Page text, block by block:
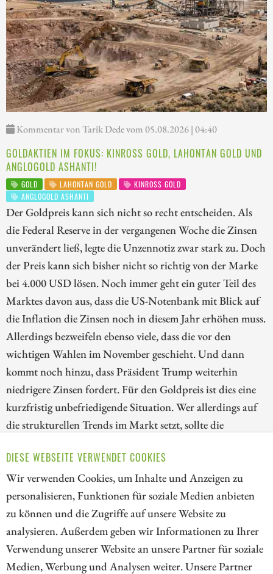
DIESE WEBSEITE VERWENDET COOKIES
Wir verwenden Cookies, um Inhalte und Anzeigen zu
personalisieren, Funktionen für soziale Medien anbieten
zu können und die Zugriffe auf unsere Website zu
analysieren. Außerdem geben wir Informationen zu Ihrer
Verwendung unserer Website an unsere Partner für soziale
Medien, Werbung und Analysen weiter. Unsere Partner
Kommentar von Tarik Dede vom 05.08.2026 | 04:40
GOLDAKTIEN IM FOKUS: KINROSS GOLD, LAHONTAN GOLD UND
ANGLOGOLD ASHANTI!
GOLD LAHONTAN GOLD
KINROSS GOLD
ANGLOGOLD ASHANTI
Der Goldpreis kann sich nicht so recht entscheiden. Als
die Federal Reserve in der vergangenen Woche die Zinsen
unverändert ließ, legte die Unzennotiz zwar stark zu. Doch
der Preis kann sich bisher nicht so richtig von der Marke
bei 4.000 USD lösen. Noch immer geht ein guter Teil des
Marktes davon aus, dass die US-Notenbank mit Blick auf
die Inflation die Zinsen noch in diesem Jahr erhöhen muss.
Allerdings bezweifeln ebenso viele, dass die vor den
wichtigen Wahlen im November geschieht. Und dann
kommt noch hinzu, dass Präsident Trump weiterhin
niedrigere Zinsen fordert. Für den Goldpreis ist dies eine
kurzfristig unbefriedigende Situation. Wer allerdings auf
die strukturellen Trends im Markt setzt, sollte die
heute auf die Papiere von Kinross Gold, Lahontan Gold
und AngloGold Ashanti!
ZUM KOMMENTAR